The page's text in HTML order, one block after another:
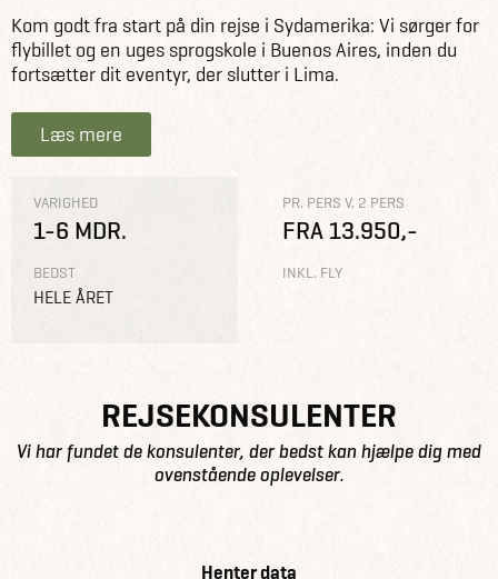
Kom godt fra start på din rejse i Sydamerika: Vi sørger for
flybillet og en uges sprogskole i Buenos Aires, inden du
fortsætter dit eventyr, der slutter i Lima.
Læs mere
VARIGHED
1-6 MDR.
BEDST
HELE ÅRET
PR. PERS V. 2 PERS
FRA 13.950,-
INKL. FLY
REJSEKONSULENTER
Vi har fundet de konsulenter, der bedst kan hjælpe dig med
ovenstående oplevelser.
Henter data